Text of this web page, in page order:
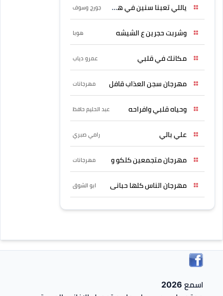
ياللي تعبنا سنين في هواه جورج وسوف
وشربت حجرين ع الشيشه هوبا
مكانك في قلبي عمرو دياب
مهرجان سجن العذاب قافل مهرجانات
وحياه قلبي وافراحه عبد الحليم حافظ
علي بالي رامي صبري
مهرجان متجمعين كلكو و مهرجانات
مهرجان الناس كلها حبانى ابو الشوق
اسمع 2026